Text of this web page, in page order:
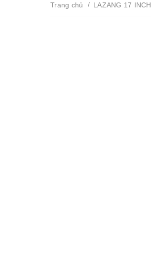
Trang chủ / LAZANG 17 INCH